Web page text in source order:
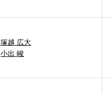
塚越 広大
小出 峻